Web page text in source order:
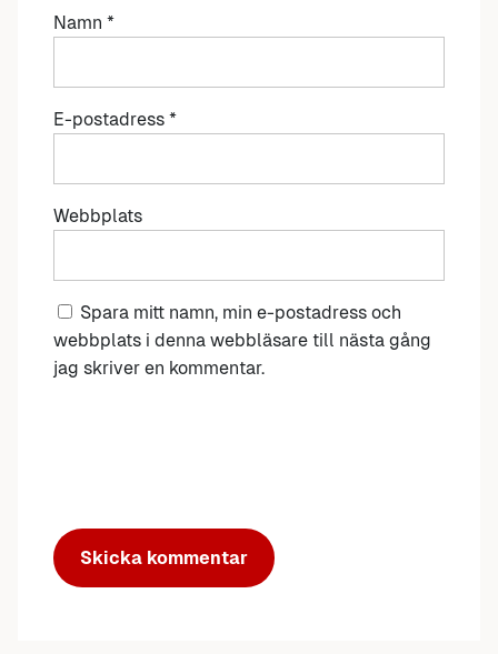
Namn *
E-postadress *
Webbplats
Spara mitt namn, min e-postadress och
webbplats i denna webbläsare till nästa gång
jag skriver en kommentar.